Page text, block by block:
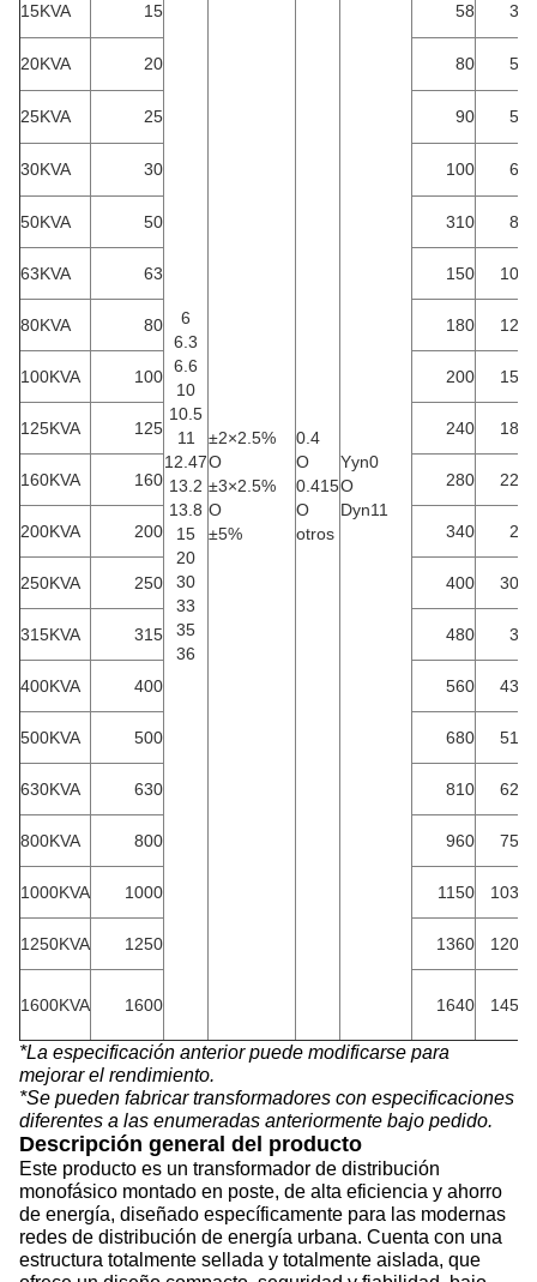
6
6.3
6.6
10
10.5
11
12.47
13.2
13.8
15
20
30
33
35
36
±2×2.5%
O
±3×2.5%
O
±5%
0.4
O
0.415
O
otros
Yyn0
O
Dyn11
15KVA 15 58 360
20KVA 20 80 521
25KVA 25 90 577
30KVA 30 100 600
50KVA 50 310 870
63KVA 63 150 1040
80KVA 80 180 1250
100KVA 100 200 1500
125KVA 125 240 1800
160KVA 160 280 2200
200KVA 200 340 260
250KVA 250 400 3050
315KVA 315 480 365
400KVA 400 560 4300
500KVA 500 680 5100
630KVA 630 810 6200
800KVA 800 960 7500
1000KVA 1000 1150 10300
1250KVA 1250 1360 12000
1600KVA 1600 1640 14500
*La especificación anterior puede modificarse para
mejorar el rendimiento.
*Se pueden fabricar transformadores con especificaciones
diferentes a las enumeradas anteriormente bajo pedido.
Descripción general del producto
Este producto es un transformador de distribución
monofásico montado en poste, de alta eficiencia y ahorro
de energía, diseñado específicamente para las modernas
redes de distribución de energía urbana. Cuenta con una
estructura totalmente sellada y totalmente aislada, que